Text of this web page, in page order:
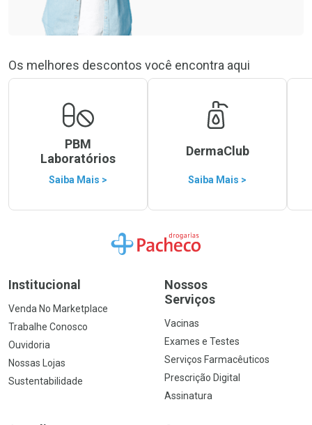
Os melhores descontos você encontra aqui
PBM
Laboratórios
Saiba Mais >
DermaClub
Saiba Mais >
Ir para a Home
Institucional
Venda No Marketplace
Trabalhe Conosco
Ouvidoria
Nossas Lojas
Sustentabilidade
Nossos
Serviços
Vacinas
Exames e Testes
Serviços Farmacêuticos
Prescrição Digital
Assinatura